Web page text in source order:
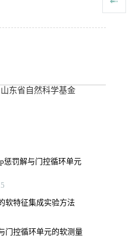
山东省自然科学基金